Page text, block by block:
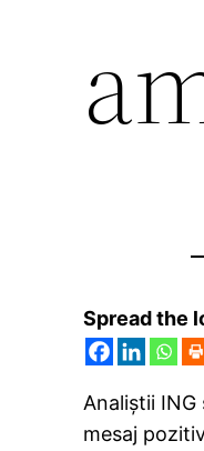
Spread the
Analiştii
mesaj